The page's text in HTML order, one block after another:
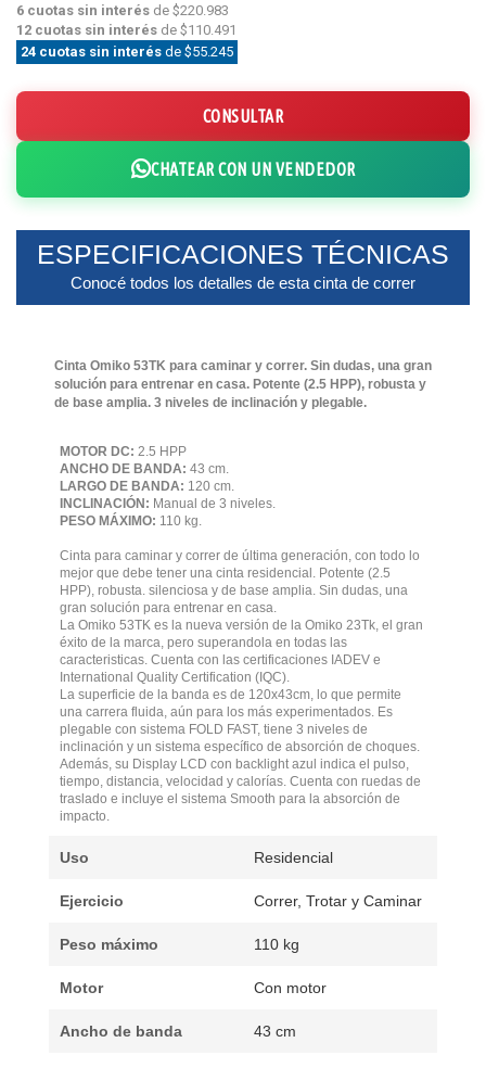
6 cuotas sin interés de $220.983
12 cuotas sin interés de $110.491
24 cuotas sin interés de $55.245
CONSULTAR
CHATEAR CON UN VENDEDOR
ESPECIFICACIONES TÉCNICAS
Conocé todos los detalles de esta cinta de correr
Cinta Omiko 53TK para caminar y correr. Sin dudas, una gran
solución para entrenar en casa. Potente (2.5 HPP), robusta y
de base amplia. 3 niveles de inclinación y plegable.
MOTOR DC: 2.5 HPP
ANCHO DE BANDA: 43 cm.
LARGO DE BANDA: 120 cm.
INCLINACIÓN: Manual de 3 niveles.
PESO MÁXIMO: 110 kg.
Cinta para caminar y correr de última generación, con todo lo
mejor que debe tener una cinta residencial. Potente (2.5
HPP), robusta. silenciosa y de base amplia. Sin dudas, una
gran solución para entrenar en casa.
La Omiko 53TK es la nueva versión de la Omiko 23Tk, el gran
éxito de la marca, pero superandola en todas las
caracteristicas. Cuenta con las certificaciones IADEV e
International Quality Certification (IQC).
La superficie de la banda es de 120x43cm, lo que permite
una carrera fluida, aún para los más experimentados. Es
plegable con sistema FOLD FAST, tiene 3 niveles de
inclinación y un sistema específico de absorción de choques.
Además, su Display LCD con backlight azul indica el pulso,
tiempo, distancia, velocidad y calorías. Cuenta con ruedas de
traslado e incluye el sistema Smooth para la absorción de
impacto.
Uso Residencial
Ejercicio Correr, Trotar y Caminar
Peso máximo 110 kg
Motor Con motor
Ancho de banda 43 cm